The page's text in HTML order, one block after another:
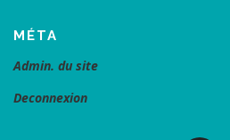
MÉTA
Admin. du site
Deconnexion